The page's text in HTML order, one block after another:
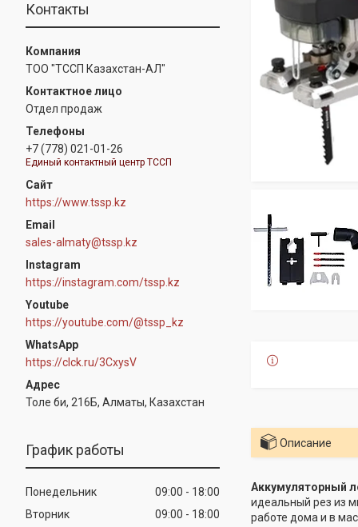
Контакты
ТОО "ТССП Казахстан-АЛ"
Отдел продаж
+7 (778) 021-01-26
Единый контактный центр ТССП
https://www.tssp.kz
sales-almaty@tssp.kz
Instagram
https://instagram.com/tssp.kz
Youtube
https://youtube.com/@tssp_kz
WhatsApp
https://clck.ru/3CxysV
Толе би, 216Б, Алматы, Казахстан
График работы
Понедельник 09:00
18:00
Вторник
09:00 18:00
Описание
Аккумуляторный
идеальный рез из
работе дома и в